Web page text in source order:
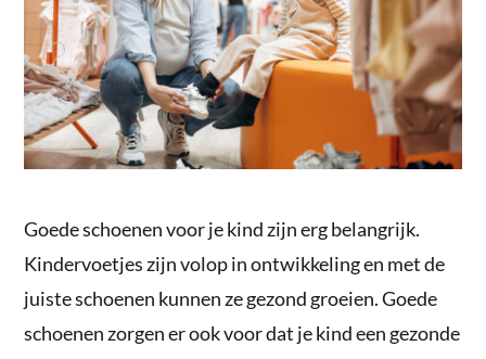
Goede schoenen voor je kind zijn erg belangrijk.
Kindervoetjes zijn volop in ontwikkeling en met de
juiste schoenen kunnen ze gezond groeien. Goede
schoenen zorgen er ook voor dat je kind een gezonde